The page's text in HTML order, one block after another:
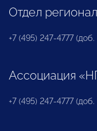
Отдел
+7 (495) 247-4777 (доб.
Ассоциация
+7 (495) 247-4777 (доб.